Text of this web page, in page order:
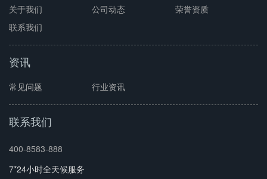
关于我们 公司动态
荣誉资质
联系我们
资讯
常见问题 行业资讯
联系我们
400-8583-888
7*24小时全天候服务